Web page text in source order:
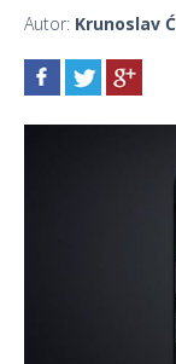
Autor: Krunoslav